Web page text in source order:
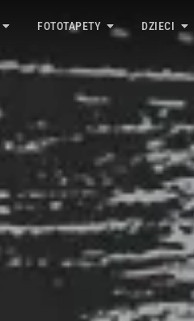
FOTOTAPETY DZIECI